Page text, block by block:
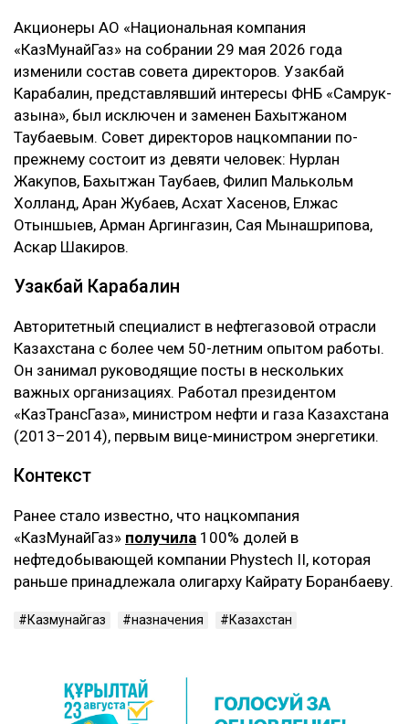
Акционеры АО «Национальная компания
«КазМунайГаз» на собрании 29 мая 2026 года
изменили состав совета директоров. Узакбай
Карабалин, представлявший интересы ФНБ «Самрук-
Қазына», был исключен и заменен Бахытжаном
Таубаевым. Совет директоров нацкомпании по-
прежнему состоит из девяти человек: Нурлан
Жакупов, Бахытжан Таубаев, Филип Малькольм
Холланд, Аран Жубаев, Асхат Хасенов, Елжас
Отыншыев, Арман Аргингазин, Сая Мынашрипова,
Аскар Шакиров.
Узакбай Карабалин
Авторитетный специалист в нефтегазовой отрасли
Казахстана с более чем 50-летним опытом работы.
Он занимал руководящие посты в нескольких
важных организациях. Работал президентом
«КазТрансГаза», министром нефти и газа Казахстана
(2013–2014), первым вице-министром энергетики.
Контекст
Ранее стало известно, что нацкомпания
«КазМунайГаз» получила 100% долей в
нефтедобывающей компании Phystech II, которая
раньше принадлежала олигарху Кайрату Боранбаеву.
Казмунайгаз назначения Казахстан